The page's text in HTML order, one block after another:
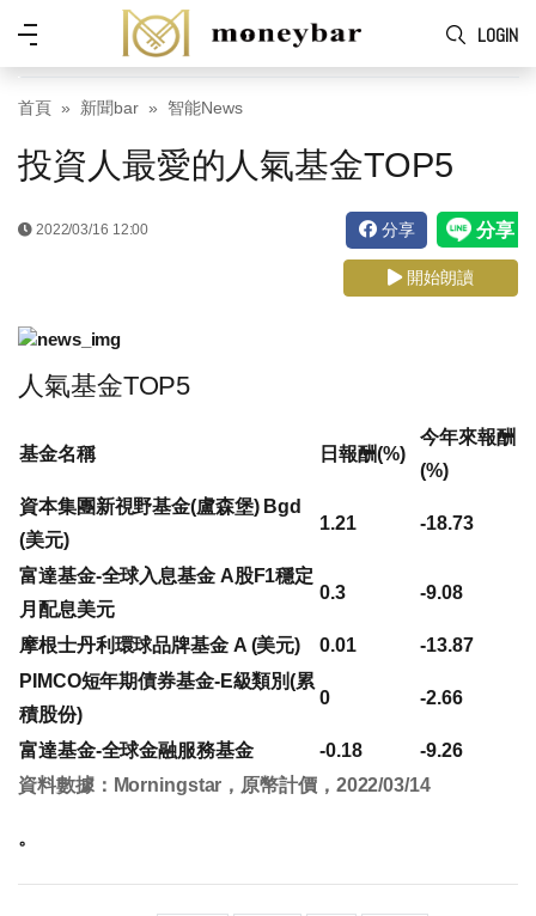
Skip to main content
LOGIN
功
能
表
首頁 新聞bar 智能News
投資人最愛的人氣基金TOP5
2022/03/16 12:00 分享
開始朗讀
人氣基金TOP5
基金名稱 日報酬(%)
今年來報酬
(%)
資本集團新視野基金(盧森堡) Bgd
(美元)
1.21 -18.73
富達基金-全球入息基金 A股F1穩定
月配息美元
0.3 -9.08
摩根士丹利環球品牌基金 A (美元) 0.01
-13.87
PIMCO短年期債券基金-E級類別(累
積股份)
0 -2.66
富達基金-全球金融服務基金 -0.18
-9.26
資料數據：Morningstar，原幣計價，2022/03/14
。